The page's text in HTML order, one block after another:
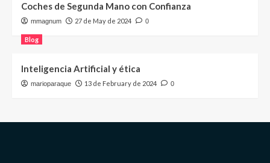
Coches de Segunda Mano con Confianza
mmagnum 27 de May de 2024 0
Blog
Inteligencia Artificial y ética
marioparaque 13 de February de 2024 0